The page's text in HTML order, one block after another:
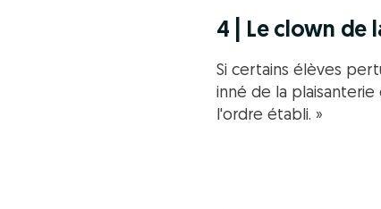
4 | Le clown de
Si certains élèves
inné de la plaisanterie
l'ordre établi. »